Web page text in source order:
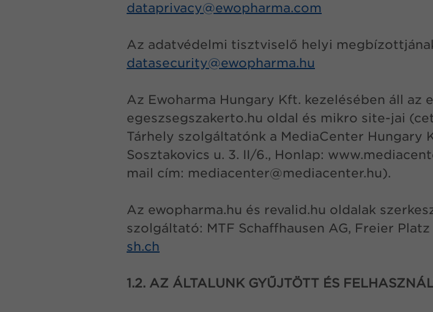
dataprivacy@ewopharma.com
Az adatvédelmi tisztviselő helyi
datasecurity@ewopharma.hu
Az Ewoharma Hungary Kft. kezelésében áll az
egeszsegszakerto.hu oldal és mikro site-jai
Tárhely szolgáltatónk a MediaCenter Hungary
Sosztakovics u. 3. II/6., Honlap:
mail cím: mediacenter@mediacenter.hu).
Az ewopharma.hu és revalid.hu oldalak
szolgáltató: MTF Schaffhausen AG, Freier
sh.ch
1.2. AZ ÁLTALUNK GYŰJTÖTT ÉS